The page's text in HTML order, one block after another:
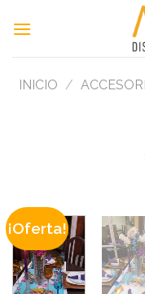
INICIO /
¡Oferta!